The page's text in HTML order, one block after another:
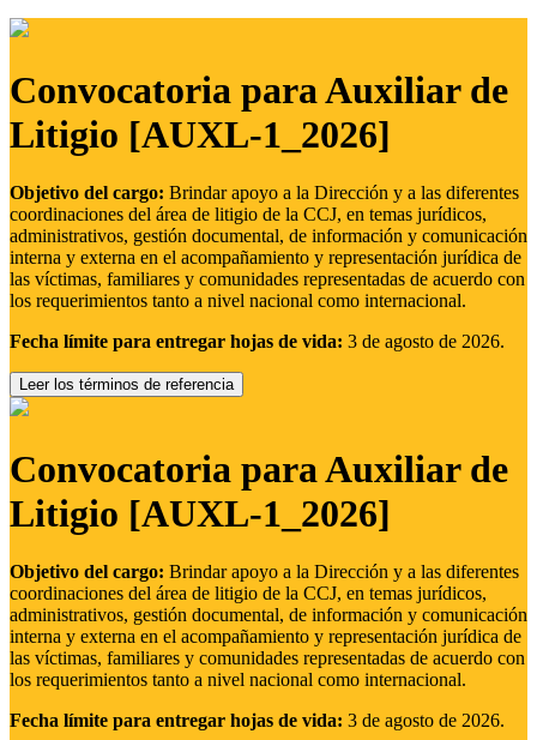
Convocatoria para Auxiliar de
Litigio [AUXL-1_2026]
Objetivo del cargo: Brindar apoyo a la Dirección y a las diferentes
coordinaciones del área de litigio de la CCJ, en temas jurídicos,
administrativos, gestión documental, de información y comunicación
interna y externa en el acompañamiento y representación jurídica de
las víctimas, familiares y comunidades representadas de acuerdo con
los requerimientos tanto a nivel nacional como internacional.
Fecha límite para entregar hojas de vida: 3 de agosto de 2026.
Leer los términos de referencia
Convocatoria para Auxiliar de
Litigio [AUXL-1_2026]
Objetivo del cargo: Brindar apoyo a la Dirección y a las diferentes
coordinaciones del área de litigio de la CCJ, en temas jurídicos,
administrativos, gestión documental, de información y comunicación
interna y externa en el acompañamiento y representación jurídica de
las víctimas, familiares y comunidades representadas de acuerdo con
los requerimientos tanto a nivel nacional como internacional.
Fecha límite para entregar hojas de vida: 3 de agosto de 2026.